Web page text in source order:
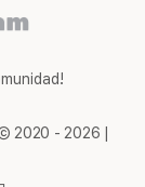
2020 - 2026 |